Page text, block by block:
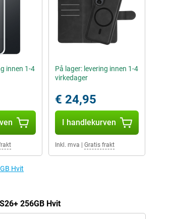
innen 1-4
På lager: levering innen 1-4
virkedager
€ 24,95
I handlekurven
Inkl. mva Gratis frakt
Hvit
256GB Hvit